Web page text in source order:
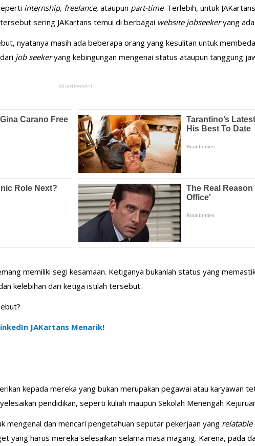
internship, freelance, ataupun part-time. Terlebih, untuk
sering JAKartans temui di berbagai website jobseekeryang ada.
nyatanya masih ada beberapa orang yang kesulitan untuk
job seekeryang kebingungan mengenai status ataupun tanggung
Advertisement
memiliki segi kesamaan. Ketiganya bukanlah status yang
kelebihan dari ketiga istilah tersebut.
JAKartans Menarik!
kepada mereka yang bukan merupakan pegawai atau karyawan
pendidikan, seperti kuliah maupun Sekolah Menengah
mengenal dan mencari pengetahuan seputar pekerjaan yang relatable
yang harus mereka selesaikan selama masa magang. Karena, pada